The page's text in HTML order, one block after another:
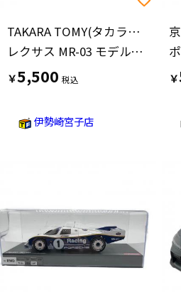
TAKARA TOMY(タカラトミー)
レクサス MR-03 モデルカー
￥5,500
伊勢崎宮子店
￥